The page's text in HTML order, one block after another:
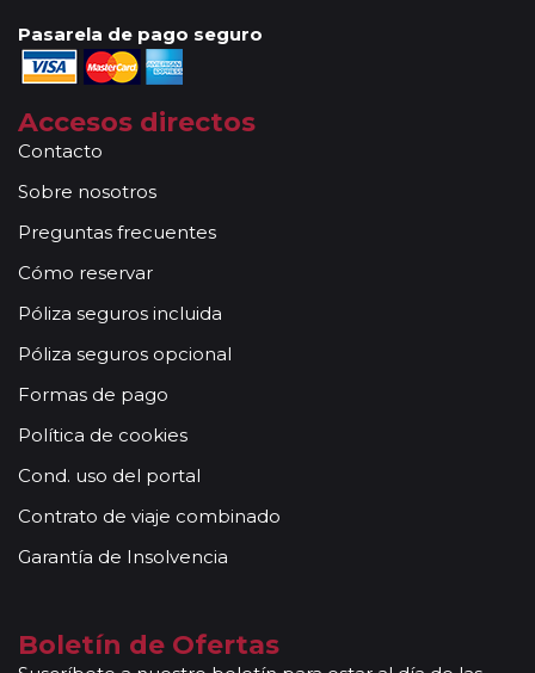
Pasarela de pago seguro
Accesos directos
Contacto
Sobre nosotros
Preguntas frecuentes
Cómo reservar
Póliza seguros incluida
Póliza seguros opcional
Formas de pago
Política de cookies
Cond. uso del portal
Contrato de viaje combinado
Garantía de Insolvencia
Boletín de Ofertas